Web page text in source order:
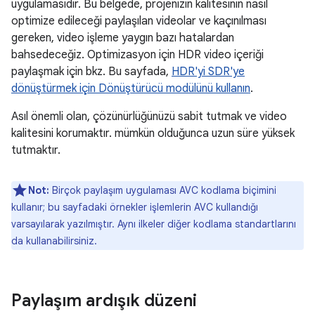
uygulamasıdır. Bu belgede, projenizin kalitesinin nasıl
optimize edileceği paylaşılan videolar ve kaçınılması
gereken, video işleme yaygın bazı hatalardan
bahsedeceğiz. Optimizasyon için HDR video içeriği
paylaşmak için bkz. Bu sayfada, HDR'yi SDR'ye
dönüştürmek için Dönüştürücü modülünü kullanın.
Asıl önemli olan, çözünürlüğünüzü sabit tutmak ve video
kalitesini korumaktır. mümkün olduğunca uzun süre yüksek
tutmaktır.
Not: Birçok paylaşım uygulaması AVC kodlama biçimini
kullanır; bu sayfadaki örnekler işlemlerin AVC kullandığı
varsayılarak yazılmıştır. Aynı ilkeler diğer kodlama standartlarını
da kullanabilirsiniz.
Paylaşım ardışık düzeni